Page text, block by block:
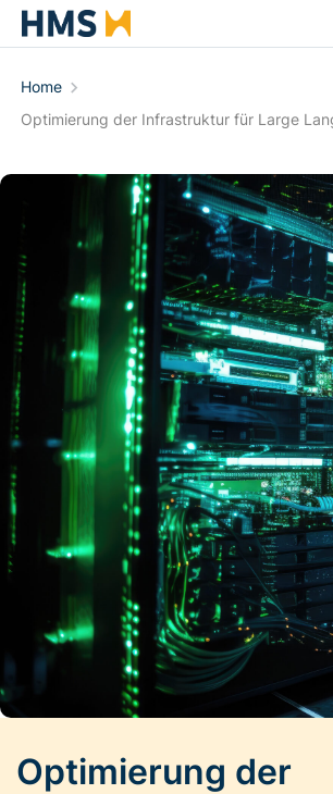
Home
Optimierung der Infrastruktur für Large
Optimierung der